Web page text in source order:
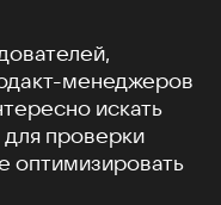
менеджеров
искать
проверки
оптимизировать